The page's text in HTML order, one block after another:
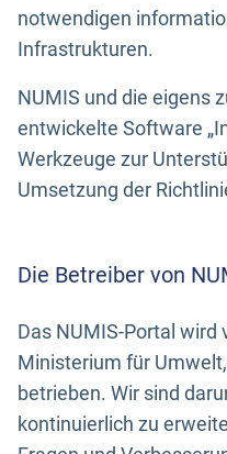
notwendigen
Infrastrukturen.
NUMIS und die eigens
entwickelte Software
Werkzeuge zur
Umsetzung der
Die Betreiber von
Das NUMIS-Portal
Ministerium für
betrieben. Wir sind
kontinuierlich zu